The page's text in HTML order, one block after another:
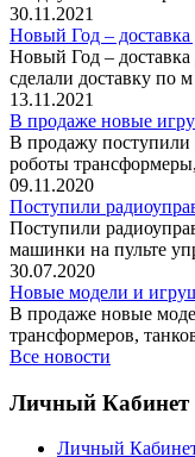
30.11.2021
Новый Год – доставка
Новый Год –
сделали доставку по
13.11.2021
В продаже новые
В продажу
роботы
09.11.2020
Поступили
Поступили
машинки на пульте
30.07.2020
Новые модели и
В продаже новые
трансформеров,
Все новости
Личный Кабинет
Личный